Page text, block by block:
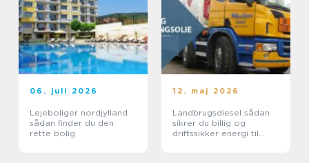
06. juli 2026
Lejeboliger nordjylland
sådan finder du den
rette bolig
12. maj 2026
Landbrugsdiesel sådan
sikrer du billig og
driftssikker energi til